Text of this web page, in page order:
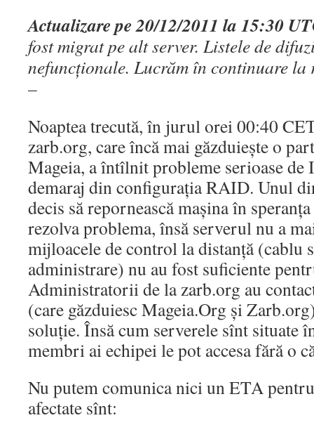
Actualizare pe 20/12/2011 la 15:30
fost migrat pe alt server. Listele de
nefuncționale. Lucrăm în continuare la
–
Noaptea trecută, în jurul orei 00:40
zarb.org, care încă mai găzduiește o
Mageia, a întîlnit probleme serioase de
demaraj din configurația RAID. Unul
decis să repornească mașina în
rezolva problema, însă serverul nu a
mijloacele de control la distanță (cablu
administrare) nu au fost suficiente
Administratorii de la zarb.org au
(care găzduiesc Mageia.Org și
soluție. Însă cum serverele sînt situate
membri ai echipei le pot accesa fără o
Nu putem comunica nici un ETA
afectate sînt: